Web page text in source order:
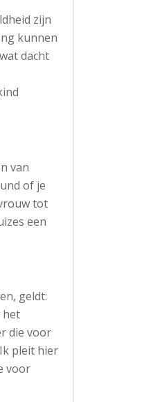
zijn
kunnen
dacht
van
of je
tot
een
geldt:
het
die voor
pleit hier
voor